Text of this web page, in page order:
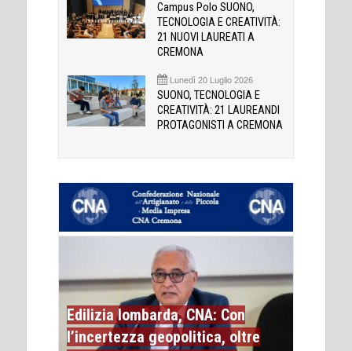
Campus Polo SUONO,
TECNOLOGIA E CREATIVITÀ:
21 NUOVI LAUREATI A
CREMONA
Lunedì 20 Luglio 2026
SUONO, TECNOLOGIA E
CREATIVITÀ: 21 LAUREANDI
PROTAGONISTI A CREMONA
Edilizia lombarda, CNA: Con
l’incertezza geopolitica, oltre